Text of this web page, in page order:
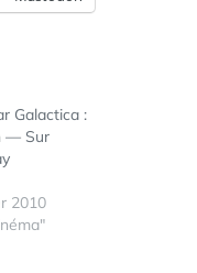
Galactica :
— Sur
2010